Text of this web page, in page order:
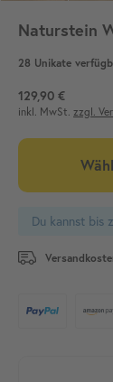
Naturstein
28 Unikate
129,90 €
inkl. MwSt. zzgl.
Du kannst bis